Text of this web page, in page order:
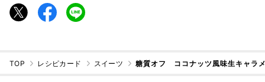
TOP レシピカード スイーツ 糖質オフ ココナッツ風味生キャラ